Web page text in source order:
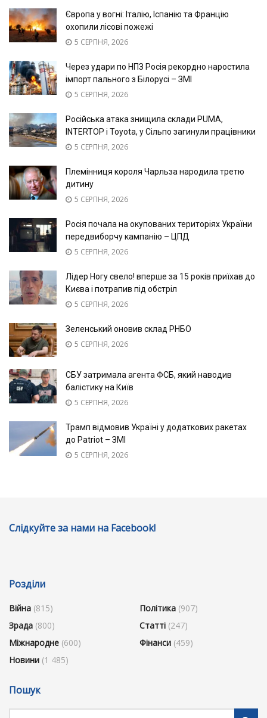
Європа у вогні: Італію, Іспанію та Францію
охопили лісові пожежі
5 СЕРПНЯ, 2026
Через удари по НПЗ Росія рекордно наростила
імпорт пального з Білорусі – ЗМІ
5 СЕРПНЯ, 2026
Російська атака знищила склади PUMA,
INTERTOP і Toyota, у Сільпо загинули працівники
5 СЕРПНЯ, 2026
Племінниця короля Чарльза народила третю
дитину
5 СЕРПНЯ, 2026
Росія почала на окупованих територіях України
передвиборчу кампанію – ЦПД
5 СЕРПНЯ, 2026
Лідер Ногу свело! вперше за 15 років приїхав до
Києва і потрапив під обстріл
5 СЕРПНЯ, 2026
Зеленський оновив склад РНБО
5 СЕРПНЯ, 2026
СБУ затримала агента ФСБ, який наводив
балістику на Київ
5 СЕРПНЯ, 2026
Трамп відмовив Україні у додаткових ракетах
до Patriot – ЗМІ
5 СЕРПНЯ, 2026
Слідкуйте за нами на Facebook!
Розділи
Війна (815)
Зрада (800)
Міжнародне (600)
Новини (1 485)
Політика (907)
Статті (247)
Фінанси (459)
Пошук